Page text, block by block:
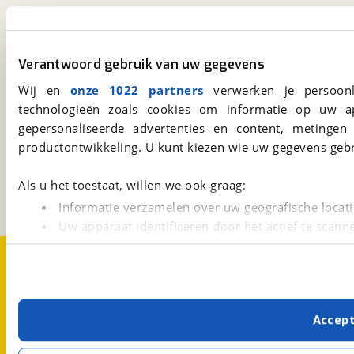
Verantwoord gebruik van uw gegevens
Wij en onze 1022 partners verwerken je
technologieën zoals cookies om informatie op
gepersonaliseerde advertenties en content,
productontwikkeling. U kunt kiezen wie uw gegevens
Als u het toestaat, willen we ook graag:
Informatie verzamelen over uw geografische
Uw apparaat identificeren door het actief te
Lees meer over hoe uw persoonlijke gegevens worden
Met cookies en vergelijkbare technieken zorgen we
cookies zorgen ervoor dat de website goed werkt.
verbeteren. We tonen je graag relevante advertenties
viaBOVAG.nl
15
Een initiatief van
BOVAG
viaBOVAG.nl app
Altijd het meest recente aanbod bij de hand.